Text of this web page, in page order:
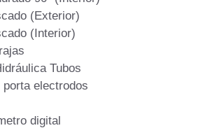
(Exterior)
(Interior)
Tubos
porta electrodos
digital